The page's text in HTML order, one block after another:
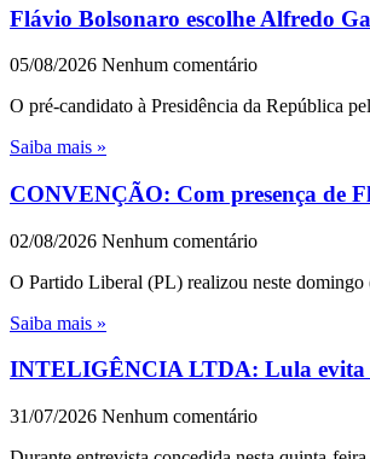
Flávio Bolsonaro escolhe Alfredo
05/08/2026 Nenhum comentário
O pré-candidato à Presidência da República
Saiba mais »
CONVENÇÃO: Com presença de
02/08/2026 Nenhum comentário
O Partido Liberal (PL) realizou neste domingo
Saiba mais »
INTELIGÊNCIA LTDA: Lula evita
31/07/2026 Nenhum comentário